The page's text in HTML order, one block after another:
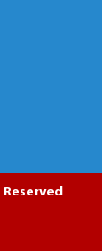
Reserved